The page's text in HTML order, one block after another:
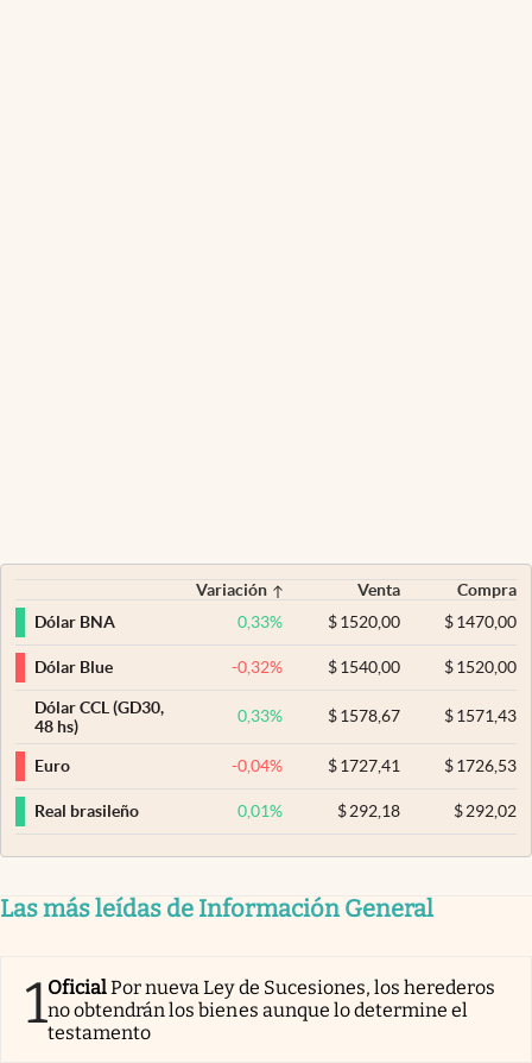
Variación Venta
Compra
Dólar BNA
0,33% $ 1520,00 $1470,00
Dólar Blue -0,32% $ 1540,00 $1520,00
Dólar CCL (GD30,
48 hs)
0,33% $ 1578,67 $1571,43
Euro -0,04% $ 1727,41 $1726,53
Real brasileño 0,01% $ 292,18 $292,02
Las más leídas de Información General
1OficialPor nueva Ley de Sucesiones, los herederos
no obtendrán los bienes aunque lo determine el
testamento